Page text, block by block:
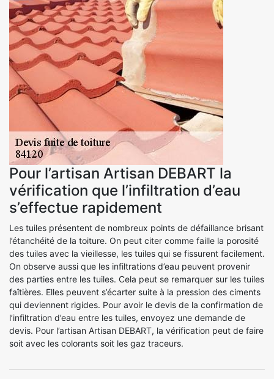
Pour l’artisan Artisan DEBART la
vérification que l’infiltration d’eau
s’effectue rapidement
Les tuiles présentent de nombreux points de défaillance brisant
l’étanchéité de la toiture. On peut citer comme faille la porosité
des tuiles avec la vieillesse, les tuiles qui se fissurent facilement.
On observe aussi que les infiltrations d’eau peuvent provenir
des parties entre les tuiles. Cela peut se remarquer sur les tuiles
faîtières. Elles peuvent s’écarter suite à la pression des ciments
qui deviennent rigides. Pour avoir le devis de la confirmation de
l’infiltration d’eau entre les tuiles, envoyez une demande de
devis. Pour l’artisan Artisan DEBART, la vérification peut de faire
soit avec les colorants soit les gaz traceurs.